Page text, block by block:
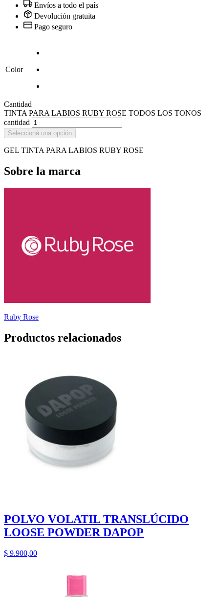
Envíos a todo el país
Devolución gratuita
Pago seguro
Color
Cantidad
TINTA PARA LABIOS RUBY ROSE TODOS LOS TONOS
cantidad
Seleccioná una opción
GEL TINTA PARA LABIOS RUBY ROSE
Sobre la marca
Ruby Rose
Productos relacionados
POLVO VOLATIL TRANSLÚCIDO
LOOSE POWDER DAPOP
$ 9.900,00